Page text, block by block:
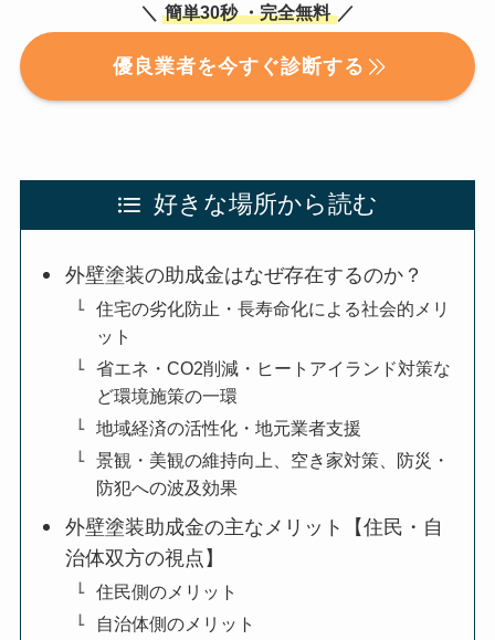
＼ 簡単30秒 ・完全無料 ／
優良業者を今すぐ診断する
好きな場所から読む
外壁塗装の助成金はなぜ存在するのか？
住宅の劣化防止・長寿命化による社会的メリ
ット
省エネ・CO2削減・ヒートアイランド対策な
ど環境施策の一環
地域経済の活性化・地元業者支援
景観・美観の維持向上、空き家対策、防災・
防犯への波及効果
外壁塗装助成金の主なメリット【住民・自
治体双方の視点】
住民側のメリット
自治体側のメリット